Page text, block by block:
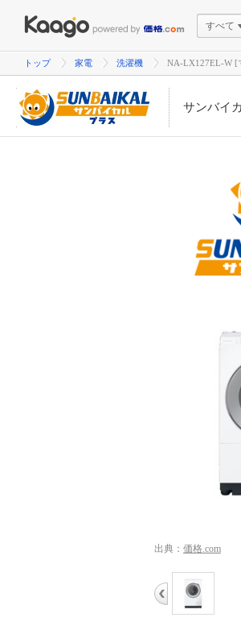
すべて
トップ 家電 洗濯機 NA-LX127EL-W [
サンバイ
出典： 価格.com